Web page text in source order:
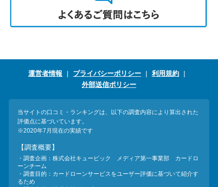
運営者情報 プライバシーポリシー
利用規約
外部送信ポリシー
当サイトの口コミ・ランキングは、以下の調査内容により算出された
評価点に基づいています。
※2020年7月現在の実績です
【調査概要】
・調査企画：株式会社キュービック メディア第一事業部 カードロ
ーンチーム
・調査目的：カードローンサービスをユーザー評価に基づいて紹介す
るため